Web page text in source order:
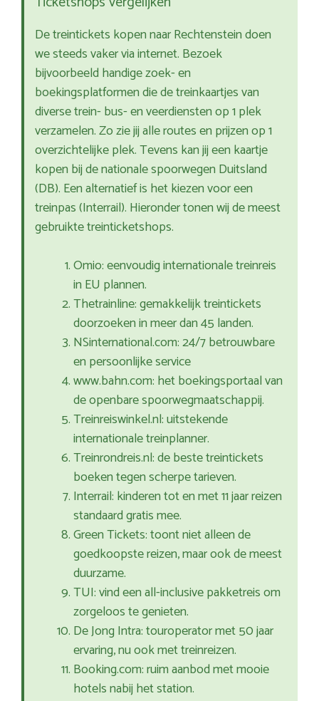
De treintickets kopen naar Rechtenstein doen
we steeds vaker via internet. Bezoek
bijvoorbeeld handige zoek- en
boekingsplatformen die de treinkaartjes van
diverse trein- bus- en veerdiensten op 1 plek
verzamelen. Zo zie jij alle routes en prijzen op 1
overzichtelijke plek. Tevens kan jij een kaartje
kopen bij de nationale spoorwegen Duitsland
(DB). Een alternatief is het kiezen voor een
treinpas (Interrail). Hieronder tonen wij de meest
gebruikte treinticketshops.
Omio: eenvoudig internationale treinreis
in EU plannen.
Thetrainline: gemakkelijk treintickets
doorzoeken in meer dan 45 landen.
NSinternational.com: 24/7 betrouwbare
en persoonlijke service
www.bahn.com: het boekingsportaal van
de openbare spoorwegmaatschappij.
Treinreiswinkel.nl: uitstekende
internationale treinplanner.
Treinrondreis.nl: de beste treintickets
boeken tegen scherpe tarieven.
Interrail: kinderen tot en met 11 jaar reizen
standaard gratis mee.
Green Tickets: toont niet alleen de
goedkoopste reizen, maar ook de meest
duurzame.
TUI: vind een all-inclusive pakketreis om
zorgeloos te genieten.
De Jong Intra: touroperator met 50 jaar
ervaring, nu ook met treinreizen.
Booking.com: ruim aanbod met mooie
hotels nabij het station.